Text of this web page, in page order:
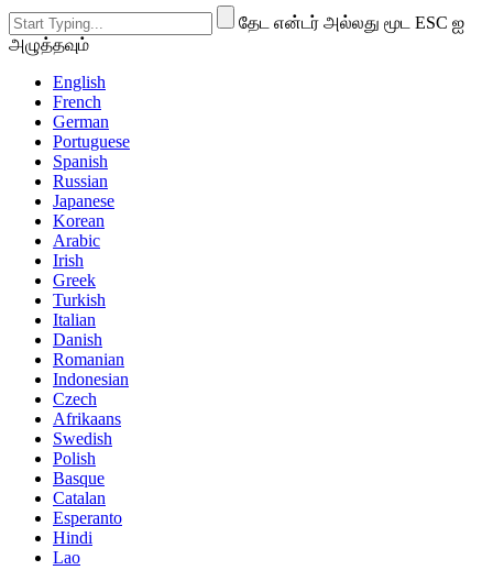
தேட என்டர் அல்லது மூட ESC ஐ
அழுத்தவும்
English
French
German
Portuguese
Spanish
Russian
Japanese
Korean
Arabic
Irish
Greek
Turkish
Italian
Danish
Romanian
Indonesian
Czech
Afrikaans
Swedish
Polish
Basque
Catalan
Esperanto
Hindi
Lao